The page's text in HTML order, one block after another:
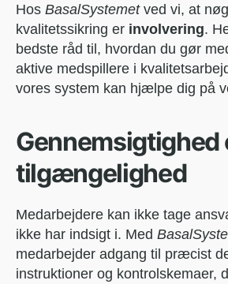
Hos BasalSystemetved vi, at
kvalitetssikring er involvering.
bedste råd til, hvordan du gør
aktive medspillere i
vores system kan hjælpe dig på
Gennemsigtighed
tilgængelighed
Medarbejdere kan ikke tage
ikke har indsigt i. Med
medarbejder adgang til præcist
instruktioner og kontrolskemaer,